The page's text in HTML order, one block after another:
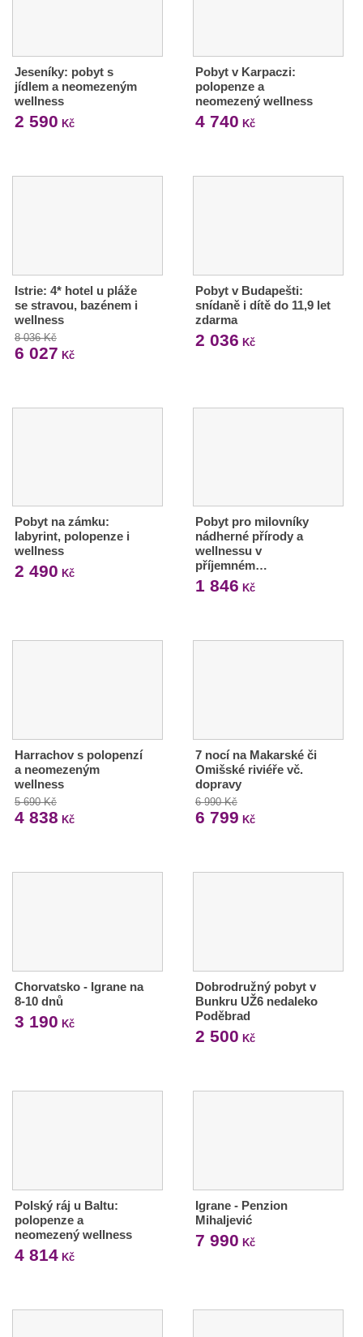
Jeseníky: pobyt s
jídlem a neomezeným
wellness
2 590 Kč
Pobyt v Karpaczi:
polopenze a
neomezený wellness
4 740 Kč
Istrie: 4* hotel u pláže
se stravou, bazénem i
wellness
8 036 Kč
6 027 Kč
Pobyt v Budapešti:
snídaně i dítě do 11,9 let
zdarma
2 036 Kč
Pobyt na zámku:
labyrint, polopenze i
wellness
2 490 Kč
Pobyt pro milovníky
nádherné přírody a
wellnessu v
příjemném…
1 846 Kč
Harrachov s polopenzí
a neomezeným
wellness
5 690 Kč
4 838 Kč
7 nocí na Makarské či
Omišské riviéře vč.
dopravy
6 990 Kč
6 799 Kč
Chorvatsko - Igrane na
8-10 dnů
3 190 Kč
Dobrodružný pobyt v
Bunkru UŽ6 nedaleko
Poděbrad
2 500 Kč
Polský ráj u Baltu:
polopenze a
neomezený wellness
4 814 Kč
Igrane - Penzion
Mihaljević
7 990 Kč